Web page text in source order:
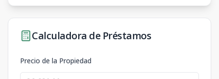
Calculadora de Préstamos
Precio de la Propiedad